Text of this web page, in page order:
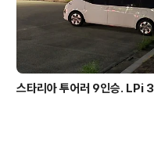
스타리아 투어러 9인승. LPi